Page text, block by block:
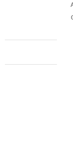
Caferağa Mah.
+90 543 345